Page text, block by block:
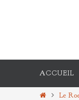
contenu
ACCUEIL
Home
Le